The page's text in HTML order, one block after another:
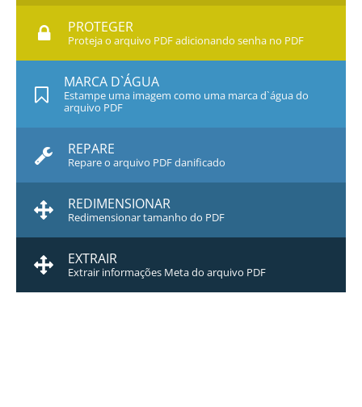
PROTEGER
Proteja o arquivo PDF adicionando senha no PDF
MARCA D`ÁGUA
Estampe uma imagem como uma marca d`água do
arquivo PDF
REPARE
Repare o arquivo PDF danificado
REDIMENSIONAR
Redimensionar tamanho do PDF
EXTRAIR
Extrair informações Meta do arquivo PDF